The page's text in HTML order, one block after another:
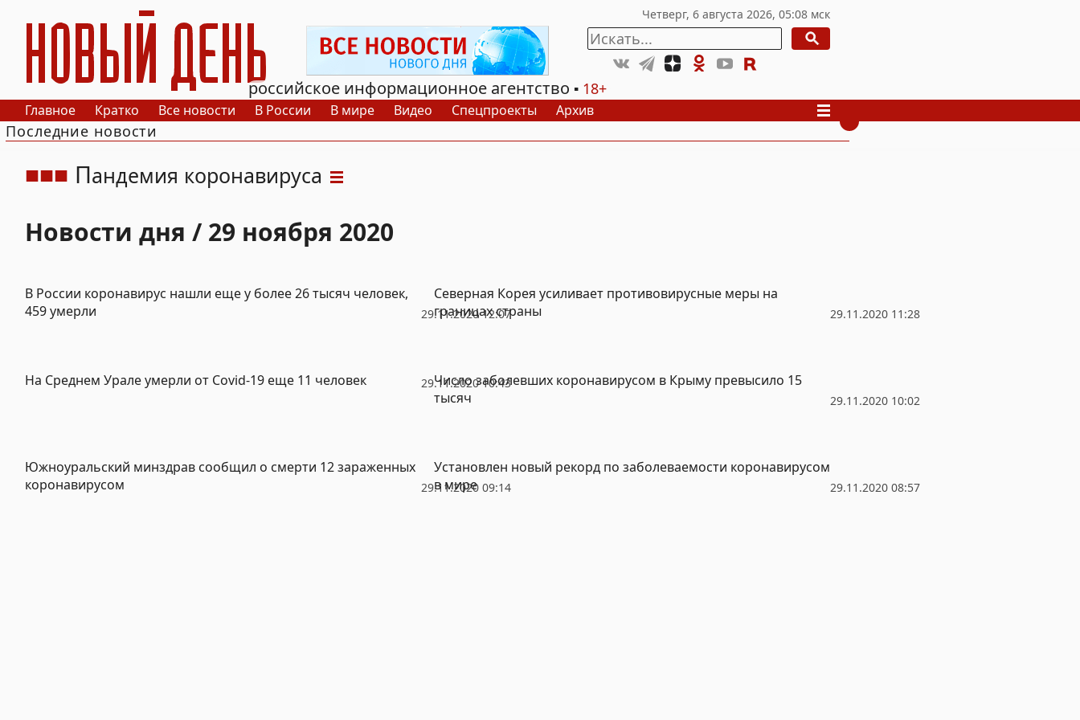
РИА Новый День
российское информационное агентство
18+
Главное Кратко Все новости В России В мире Видео Спецпроекты Архив
Последние новости
Пандемия коронавируса
Новости дня / 29 ноября 2020
29.11.2020 12:07
В России коронавирус нашли еще у более 26 тысяч человек,
459 умерли
29.11.2020 11:28
Северная Корея усиливает противовирусные меры на
границах страны
29.11.2020 10:43
На Среднем Урале умерли от Covid-19 еще 11 человек
29.11.2020 10:02
Число заболевших коронавирусом в Крыму превысило 15
тысяч
29.11.2020 09:14
Южноуральский минздрав сообщил о смерти 12 зараженных
коронавирусом
29.11.2020 08:57
Установлен новый рекорд по заболеваемости коронавирусом
в мире